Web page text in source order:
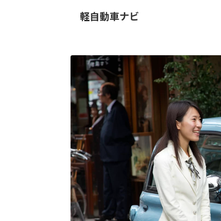
軽自動車ナビ